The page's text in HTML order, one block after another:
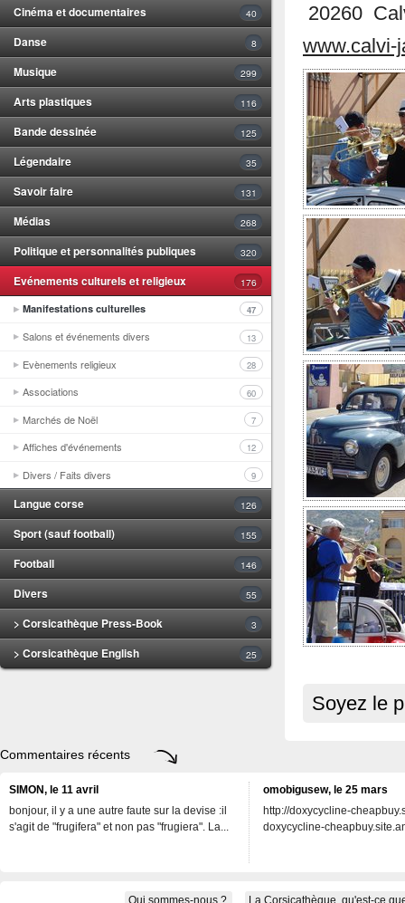
Cinéma et documentaires 40
Danse 8
Musique 299
Arts plastiques 116
Bande dessinée 125
Légendaire 35
Savoir faire 131
Médias 268
Politique et personnalités publiques 320
Evénements culturels et religieux
176
Manifestations culturelles
47
Salons et événements divers 13
Evènements religieux 28
Associations 60
Marchés de Noël 7
Affiches d'événements 12
Divers / Faits divers 9
Langue corse 126
Sport (sauf football) 155
Football 146
Divers 55
> Corsicathèque Press-Book 3
> Corsicathèque English 25
20260
www.calvi-
Soyez le
Commentaires récents
SIMON, le 11 avril
bonjour, il y a une autre faute sur la devise :il
s'agit de "frugifera" et non pas "frugiera". La...
omobigusew, le 25 mars
http://doxycycline-
doxycycline-
Qui sommes-nous ? La Corsicathèque, qu'est-ce